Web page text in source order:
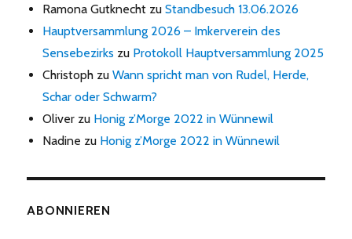
Ramona Gutknecht zuStandbesuch 13.06.2026
Hauptversammlung 2026 – Imkerverein des
Sensebezirks zu Protokoll Hauptversammlung 2025
Christoph zuWann spricht man von Rudel, Herde,
Schar oder Schwarm?
Oliver zu Honig z’Morge 2022 in Wünnewil
Nadine zu Honig z’Morge 2022 in Wünnewil
ABONNIEREN